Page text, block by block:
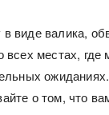
виде валика,
всех местах,
о том, что